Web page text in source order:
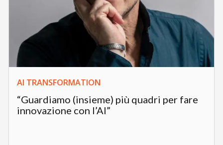
AI TRANSFORMATION
“Guardiamo (insieme) più quadri per fare
innovazione con l’AI”